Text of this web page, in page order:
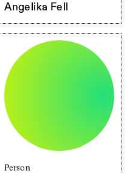
Angelika Fell
Person